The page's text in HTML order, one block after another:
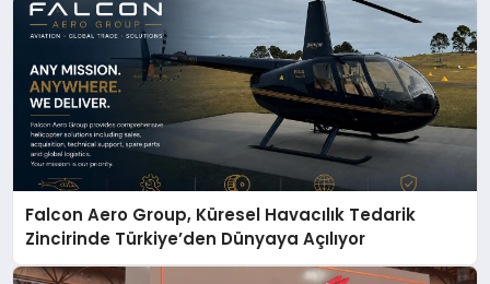
Falcon Aero Group, Küresel Havacılık Tedarik
Zincirinde Türkiye’den Dünyaya Açılıyor